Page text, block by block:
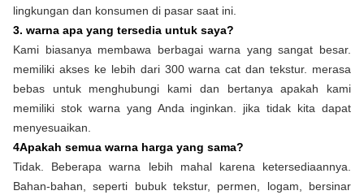
lingkungan dan konsumen di pasar saat ini.
3. warna apa yang tersedia untuk saya?
Kami biasanya membawa berbagai warna yang sangat besar.
memiliki akses ke lebih dari 300 warna cat dan tekstur. merasa
bebas untuk menghubungi kami dan bertanya apakah kami
memiliki stok warna yang Anda inginkan. jika tidak kita dapat
menyesuaikan.
4Apakah semua warna harga yang sama?
Tidak. Beberapa warna lebih mahal karena ketersediaannya.
Bahan-bahan, seperti bubuk tekstur, permen, logam, bersinar